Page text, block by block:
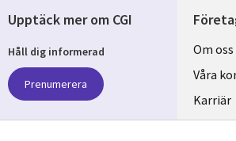
links
Om oss
Våra
Karriär
Upptäck mer om CGI
Håll dig informerad
Prenumerera